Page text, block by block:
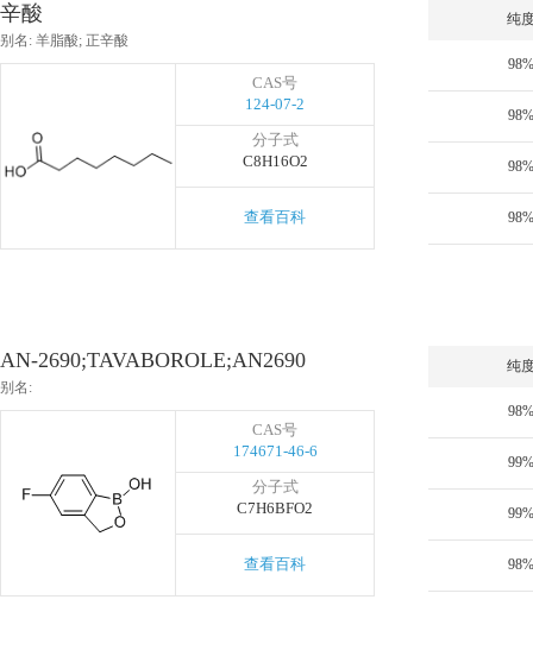
辛酸
别名: 羊脂酸; 正辛酸
CAS号
124-07-2
分子式
C8H16O2
查看百科
纯
98%
98%
98%
98%
AN-2690;TAVABOROLE;AN2690
别名:
CAS号
174671-46-6
分子式
C7H6BFO2
查看百科
纯
98%
99%
99%
98%